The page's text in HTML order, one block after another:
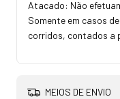
Atacado: Não
Somente em casos
corridos, contados a
MEIOS DE ENVIO